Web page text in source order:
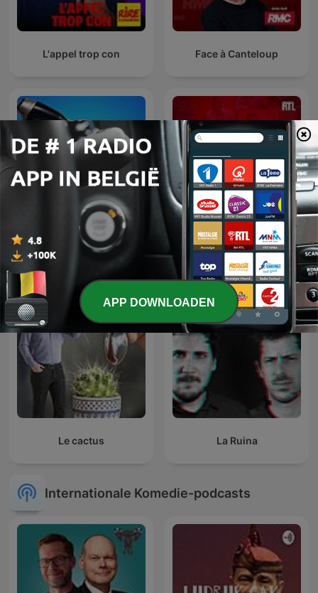
L'appel trop con Face à Canteloup
Cauet sur Europe 2
Les Grosses Têtes : Les
moments cultes
Le cactus La Ruina
Internationale Komedie-podcasts
APP DOWNLOADEN